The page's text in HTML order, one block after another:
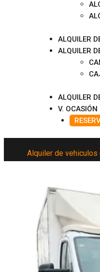
ALQUILER
ALQUILER
ALQUILER
V. OCASIÓN
Alquiler de vehiculos